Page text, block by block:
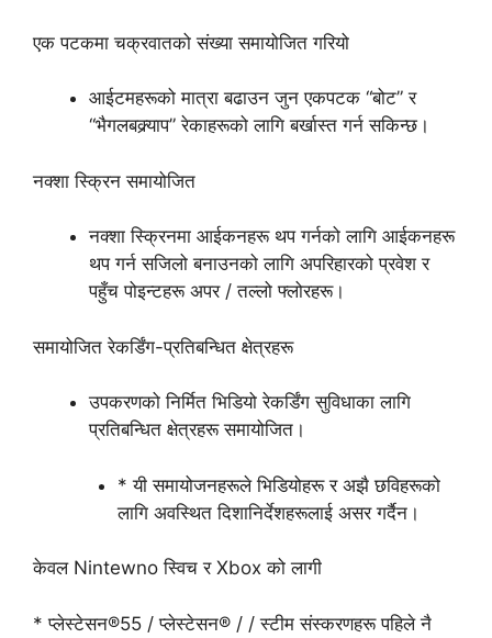
एक पटकमा चक्रवातको संख्या समायोजित गरियो
आईटमहरूको मात्रा बढाउन जुन एकपटक “बोट” र
“भैगलबक्र्याप” रेकाहरूको लागि बर्खास्त गर्न सकिन्छ।
नक्शा स्क्रिन समायोजित
नक्शा स्क्रिनमा आईकनहरू थप गर्नको लागि आईकनहरू
थप गर्न सजिलो बनाउनको लागि अपरिहारको प्रवेश र
पहुँच पोइन्टहरू अपर / तल्लो फ्लोरहरू।
समायोजित रेकर्डिंग-प्रतिबन्धित क्षेत्रहरू
उपकरणको निर्मित भिडियो रेकर्डिंग सुविधाका लागि
प्रतिबन्धित क्षेत्रहरू समायोजित।
* यी समायोजनहरूले भिडियोहरू र अझै छविहरूको
लागि अवस्थित दिशानिर्देशहरूलाई असर गर्दैन।
केवल Nintewno स्विच र Xbox को लागी
* प्लेस्टेसन®55 / प्लेस्टेसन® / / स्टीम संस्करणहरू पहिले नै